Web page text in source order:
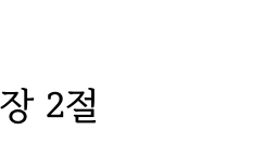
2절